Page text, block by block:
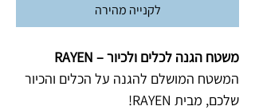
לקנייה מהירה
משטח הגנה לכלים ולכיור – RAYEN
המשטח המושלם להגנה על הכלים והכיור
שלכם, מבית RAYEN!